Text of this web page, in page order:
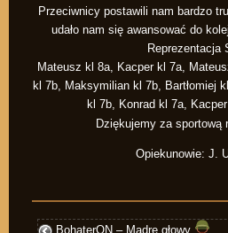
Przeciwnicy postawili nam bardzo
udało nam się awansować do
Reprezentacja
Mateusz kl 8a, Kacper kl 7a,
kl 7b, Maksymilian kl 7b, Bartłomiej
kl 7b, Konrad kl 7a,
Dziękujemy za sportową
Opiekunowie: J.
BohaterON – Mądre głowy